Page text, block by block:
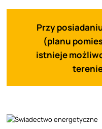
Przy
(planu
istnieje